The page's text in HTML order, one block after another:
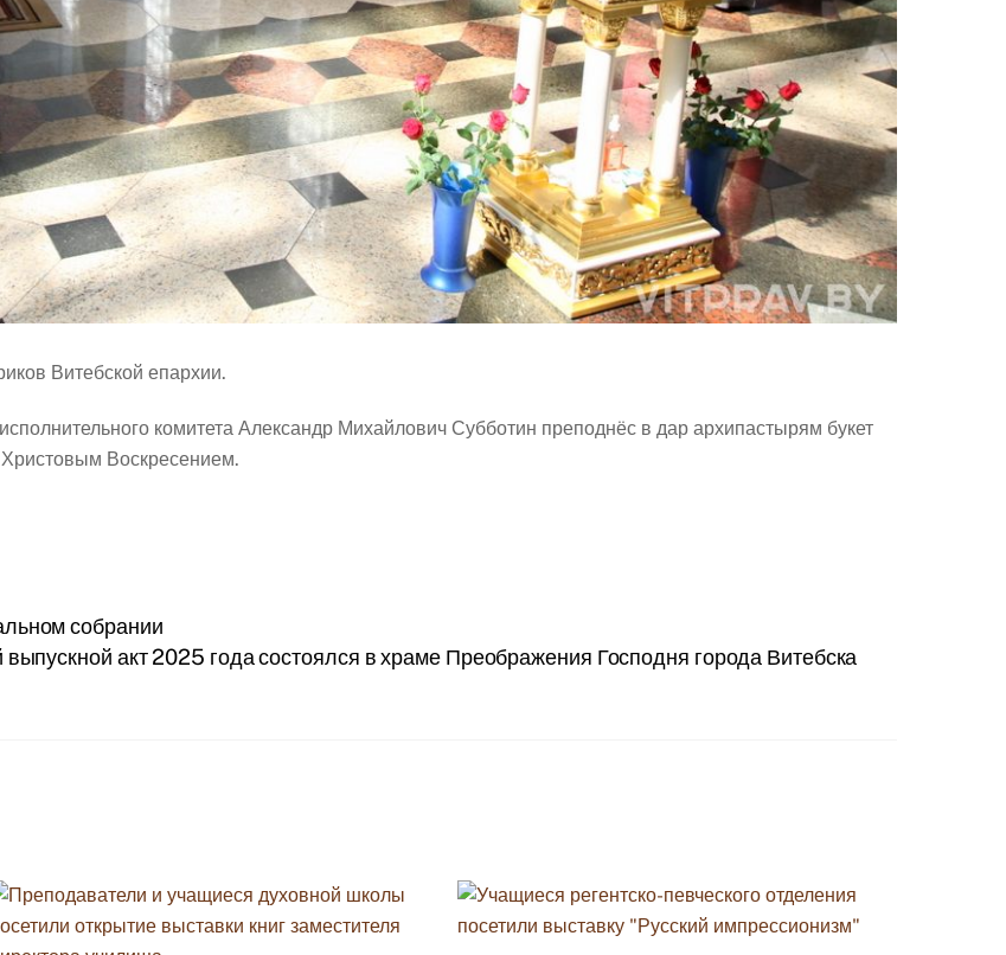
Витебской епархии.
комитета Александр Михайлович Субботин преподнёс в дар архипастырям букет
Воскресением.
собрании
акт 2025 года состоялся в храме Преображения Господня города Витебска